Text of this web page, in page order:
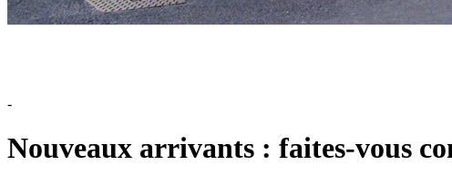
-
Nouveaux arrivants : faites-vous